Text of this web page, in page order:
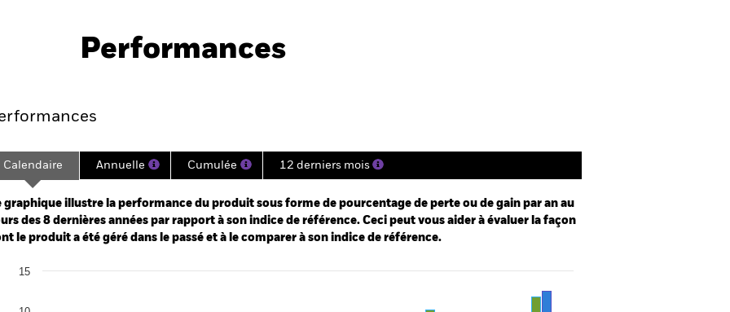
Performances
2017-11-01 00:00:00 to 2026-07-31 00:00:00.
-20 to 40.
Calendaire Annuelle Cumulée 12 derniers mois
graphique illustre la performance du produit sous forme de pourcentage de perte ou de gain par an au
des 8 dernières années par rapport à son indice de référence. Ceci peut vous aider à évaluer la façon
le produit a été géré dans le passé et à le comparer à son indice de référence.
chart with 3 data series.
chart has 1 Y axis displaying Values. Range: -15 to 15.
15